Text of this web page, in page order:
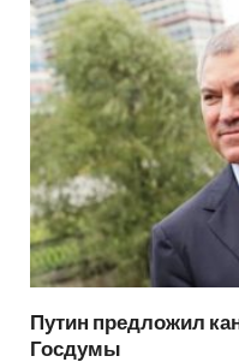
Путин предложил
Госдумы